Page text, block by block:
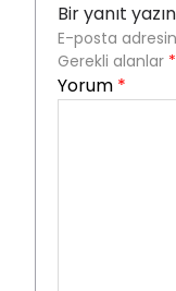
Bir yanıt yazın
E-posta
Gerekli alanlar *
Yorum *